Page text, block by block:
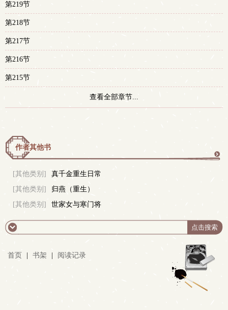
第219节
第218节
第217节
第216节
第215节
查看全部章节...
作者其他书
[其他类别]
真千金重生日常
[其他类别]
归燕（重生）
[其他类别]
世家女与寒门将
首页 书架 阅读记录